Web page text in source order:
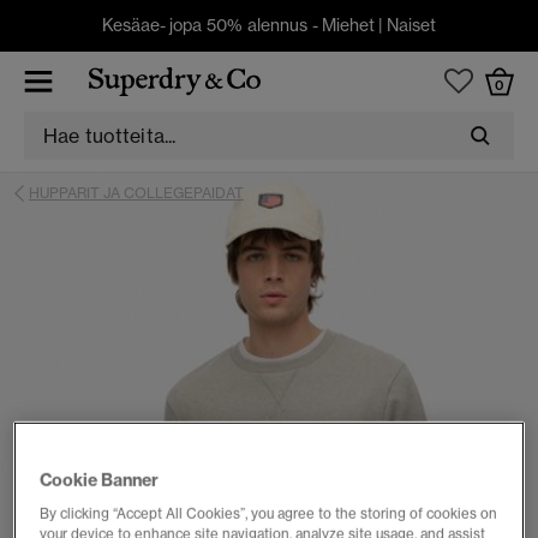
Kesäae- jopa 50% alennus - Miehet | Naiset
0
HUPPARIT JA COLLEGEPAIDAT
Cookie Banner
By clicking “Accept All Cookies”, you agree to the storing of cookies on
your device to enhance site navigation, analyze site usage, and assist